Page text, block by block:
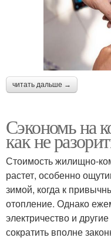
читать дальше →
Сэкономь на
как не
Стоимость жилищно-
растет, особенно
зимой, когда к
отопление. Однако
электричество и
сократить вполне